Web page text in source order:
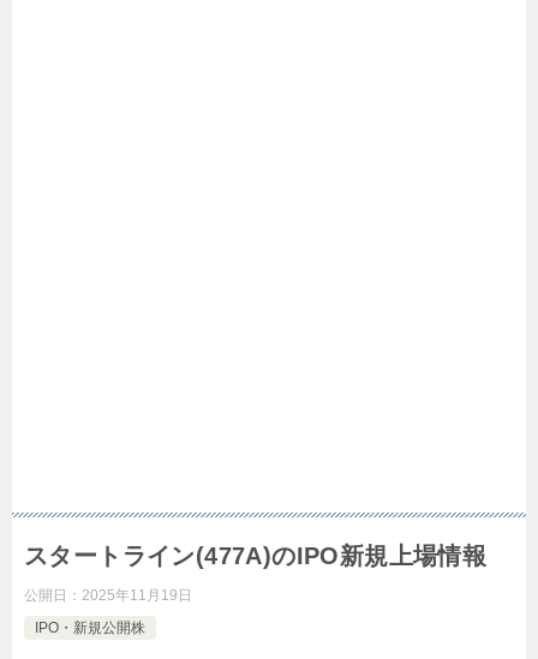
スタートライン(477A)のIPO新規上場情報
公開日： 2025年11月19日
IPO・新規公開株